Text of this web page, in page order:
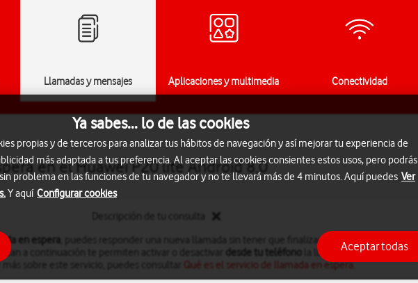
Llamadas y mensajes Aplicaciones y multimedia Conectividad
en el Huawei P20 lite Android 8.0
en espera , puedes responder una nueva llamada sin tener que finalizar la llamada en curso.
a continuación te permiten activar o desactivar desde tu teléfono
la llamada en espera.
más sobre este servicio, puedes consultar
Qué es el servicio de llamada en espera.
Ya sabes... lo de las cookies
propias y de terceros para analizar tus hábitos de navegación y así mejorar tu experiencia de
más adaptada a tus preferencia. Al aceptar las cookies consientes estos usos, pero podrás
problema en las funciones de tu navegador y no te llevará más de 4 minutos. Aquí puedes Ver
Y aquí Configurar cookies
Aceptar todas